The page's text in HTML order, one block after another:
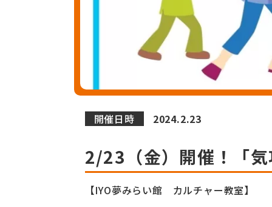
開催日時 2024.2.23
2/23（金）開催！「
【IYO夢みらい館 カルチャー教室】